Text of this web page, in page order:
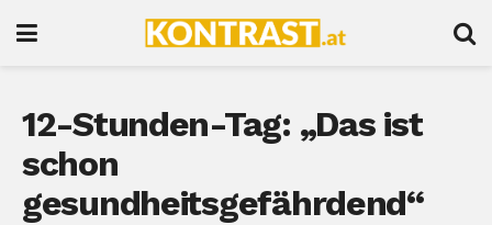
12-Stunden-Tag: „Das ist
schon
gesundheitsgefährdend“